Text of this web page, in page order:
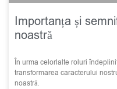
Importanța și
noastră
În urma celorlalte roluri
transformarea caracterului
noastră.